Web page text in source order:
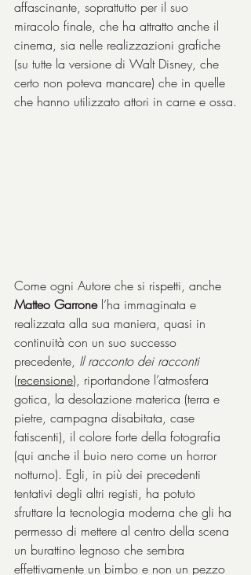
affascinante, soprattutto per il suo
miracolo finale, che ha attratto anche il
cinema, sia nelle realizzazioni grafiche
(su tutte la versione di Walt Disney, che
certo non poteva mancare) che in quelle
che hanno utilizzato attori in carne e ossa.
Come ogni Autore che si rispetti, anche
Matteo Garrone l’ha immaginata e
realizzata alla sua maniera, quasi in
continuità con un suo successo
precedente, Il racconto dei racconti
(recensione), riportandone l’atmosfera
gotica, la desolazione materica (terra e
pietre, campagna disabitata, case
fatiscenti), il colore forte della fotografia
(qui anche il buio nero come un horror
notturno). Egli, in più dei precedenti
tentativi degli altri registi, ha potuto
sfruttare la tecnologia moderna che gli ha
permesso di mettere al centro della scena
un burattino legnoso che sembra
effettivamente un bimbo e non un pezzo